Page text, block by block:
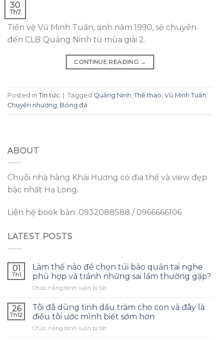
30
Th7
Tiền vệ Vũ Minh Tuấn, sinh năm 1990, sẽ chuyển
đến CLB Quảng Ninh từ mùa giải 2.
CONTINUE READING →
Posted in Tin tức Tagged Quảng Ninh Thể thao Vũ Minh Tuấn
Chuyển nhượng Bóng đá
ABOUT
Chuỗi nhà hàng Khải Hương có địa thế và view đẹp
bậc nhất Hạ Long.
Liên hệ book bàn: 0932088588 / 0966666106
LATEST POSTS
01
Th1
Làm thế nào để chọn túi bảo quản tai nghe
phù hợp và tránh những sai lầm thường gặp?
Chức năng bình luận bị tắtở
thế
nào
để
chọn
26
Th12
Tôi đã dùng tinh dầu tràm cho con và đây là
điều tôi ước mình biết sớm hơn
Chức năng bình luận bị tắtở